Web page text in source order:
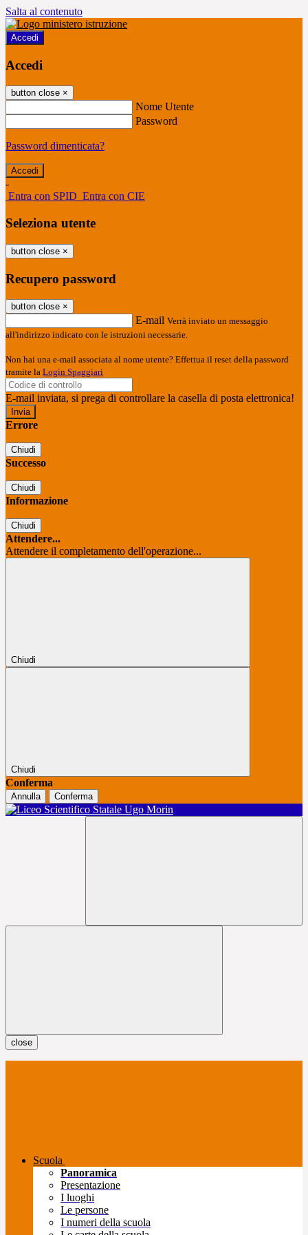
Salta al contenuto
Accedi
Accedi
button close ×
Nome Utente
Password
Password dimenticata?
-
Entra con SPID Entra con CIE
Seleziona utente
button close ×
Recupero password
button close ×
E-mail Verrà inviato un messaggio
all'indirizzo indicato con le istruzioni necessarie.
Non hai una e-mail associata al nome utente? Effettua il reset della password
tramite la Login Spaggiari
E-mail inviata, si prega di controllare la casella di posta elettronica!
Errore
Chiudi
Successo
Chiudi
Informazione
Chiudi
Attendere...
Attendere il completamento dell'operazione...
Chiudi
Chiudi
Conferma
Annulla Conferma
close
Scuola
Panoramica
Presentazione
I luoghi
Le persone
I numeri della scuola